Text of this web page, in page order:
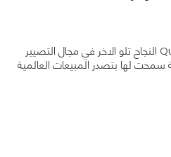
لطالما حققت فئة بطاقات Quadro النجاح تلو الاخر في مجال التصيير
سمحت لها بتصدر المبيعات العالمية